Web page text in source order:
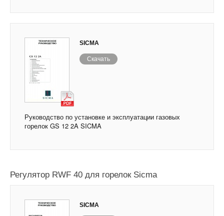
SICMA
Скачать
Руководство по установке и эксплуатации газовых
горелок GS 12 2A SICMA
Регулятор RWF 40 для горелок Sicma
SICMA